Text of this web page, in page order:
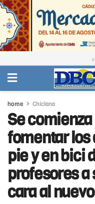
home Chiclana
Se
fomentar los
pie y en bici
profesores
cara al